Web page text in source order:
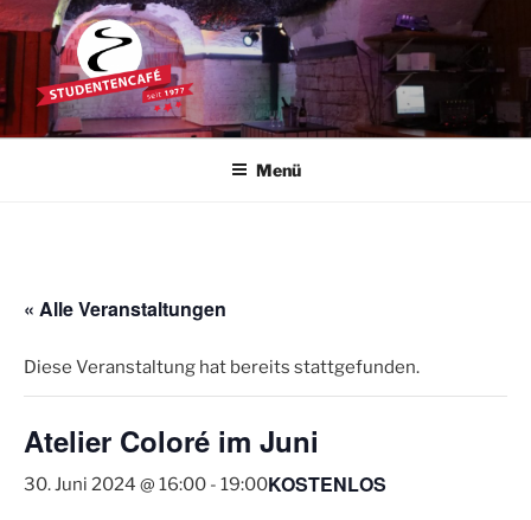
Zum
Inhalt
springen
STUDENTENCAFÉ
Die Kultkneipe in Ulm seit 1977
Menü
« Alle Veranstaltungen
Diese Veranstaltung hat bereits stattgefunden.
Atelier Coloré im Juni
30. Juni 2024 @ 16:00 - 19:00KOSTENLOS